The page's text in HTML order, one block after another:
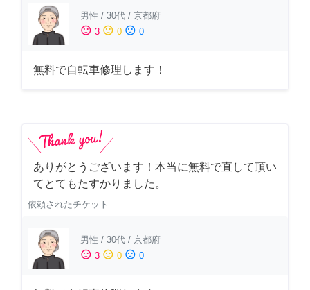
男性 / 30代 / 京都府
sentiment_satisfied 3 sentiment_neutral 0 sentiment_dissatisfied 0
無料で自転車修理します！
ありがとうございます！本当に無料で直して頂い
てとてもたすかりました。
依頼されたチケット
男性 / 30代 / 京都府
sentiment_satisfied 3 sentiment_neutral 0 sentiment_dissatisfied 0